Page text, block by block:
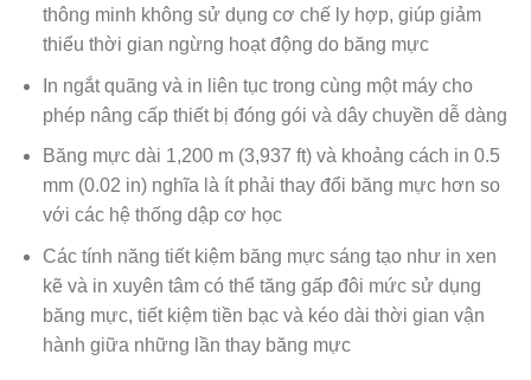
thông minh không sử dụng cơ chế ly hợp, giúp giảm
thiểu thời gian ngừng hoạt động do băng mực
In ngắt quãng và in liên tục trong cùng một máy cho
phép nâng cấp thiết bị đóng gói và dây chuyền dễ dàng
Băng mực dài 1,200 m (3,937 ft) và khoảng cách in 0.5
mm (0.02 in) nghĩa là ít phải thay đổi băng mực hơn so
với các hệ thống dập cơ học
Các tính năng tiết kiệm băng mực sáng tạo như in xen
kẽ và in xuyên tâm có thể tăng gấp đôi mức sử dụng
băng mực, tiết kiệm tiền bạc và kéo dài thời gian vận
hành giữa những lần thay băng mực